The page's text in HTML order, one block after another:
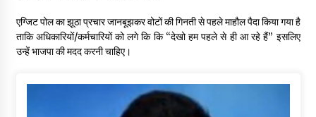
एग्जिट पोल का झूठा प्रचार जानबूझकर वोटों की गिनती से पहले माहौल पैदा किया गया है
ताकि अधिकारियों/कर्मचारियों को लगे कि कि “देखो हम पहले से ही आ रहे हैं” इसलिए
उन्हें भाजपा की मदद करनी चाहिए।